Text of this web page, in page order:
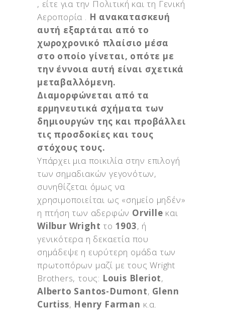
, είτε για την Πολιτική και τη Γενική
Αεροπορία . Η ανακατασκευή
αυτή εξαρτάται από το
χωροχρονικό πλαίσιο μέσα
στο οποίο γίνεται, οπότε με
την έννοια αυτή είναι σχετικά
μεταβαλλόμενη.
Διαμορφώνεται από τα
ερμηνευτικά σχήματα των
δημιουργών της και προβάλλει
τις προσδοκίες και τους
στόχους τους.
Υπάρχει μια ποικιλία στην επιλογή
των σημαδιακών γεγονότων,
συνηθίζεται όμως να
χρησιμοποιείται ως «σημείο μηδέν»
η πτήση των αδερφών Orville και
Wilbur Wright το 1903, ή
γενικότερα η δεκαετία που
σημάδεψε η ευρύτερη ομάδα των
πρωτοπόρων μαζί με τους Wright
Brothers, τους: Louis Bleriot,
Alberto Santos-Dumont, Glenn
Curtiss, Henry Farman κ.α.